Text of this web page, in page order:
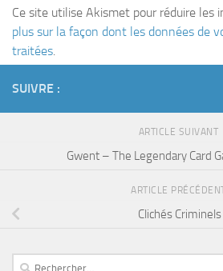
Ce site utilise Akismet pour réduire les
plus sur la façon dont les données de
traitées.
SUIVRE :
ARTICLE SUIVANT
Gwent – The Legendary Card
ARTICLE
Clichés Criminels
Rechercher :